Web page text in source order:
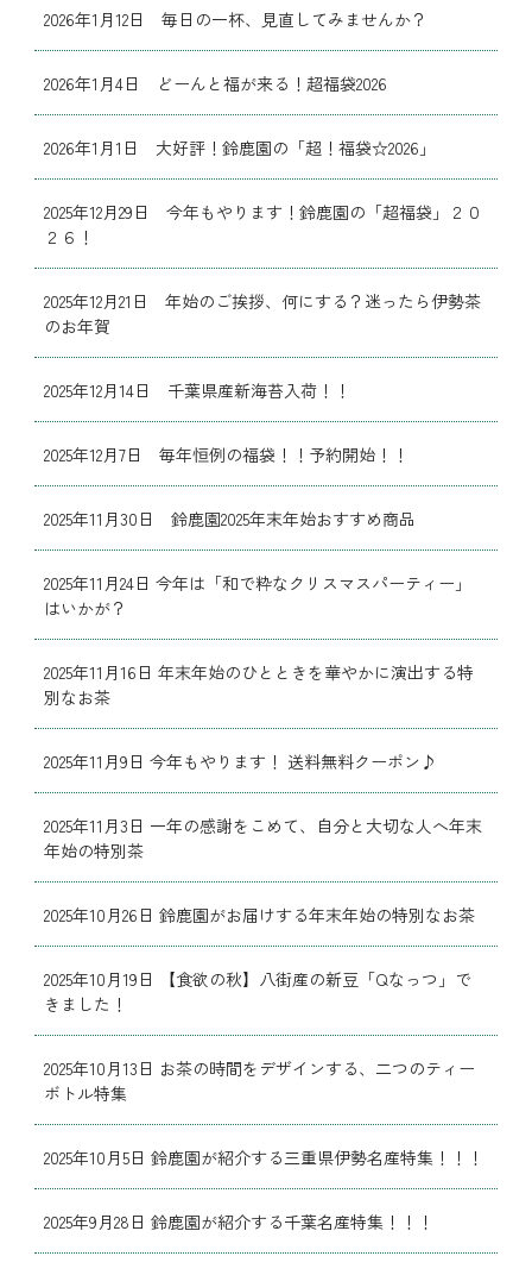
2026年1月12日 毎日の一杯、見直してみませんか？
2026年1月4日 どーんと福が来る！超福袋2026
2026年1月1日 大好評！鈴鹿園の「超！福袋☆2026」
2025年12月29日 今年もやります！鈴鹿園の「超福袋」２０
２６！
2025年12月21日 年始のご挨拶、何にする？迷ったら伊勢茶
のお年賀
2025年12月14日 千葉県産新海苔入荷！！
2025年12月7日 毎年恒例の福袋！！予約開始！！
2025年11月30日 鈴鹿園2025年末年始おすすめ商品
2025年11月24日 今年は「和で粋なクリスマスパーティー」
はいかが？
2025年11月16日 年末年始のひとときを華やかに演出する特
別なお茶
2025年11月9日 今年もやります！ 送料無料クーポン♪
2025年11月3日 一年の感謝をこめて、自分と大切な人へ年末
年始の特別茶
2025年10月26日 鈴鹿園がお届けする年末年始の特別なお茶
2025年10月19日 【食欲の秋】八街産の新豆「Qなっつ」で
きました！
2025年10月13日 お茶の時間をデザインする、二つのティー
ボトル特集
2025年10月5日 鈴鹿園が紹介する三重県伊勢名産特集！！！
2025年9月28日 鈴鹿園が紹介する千葉名産特集！！！